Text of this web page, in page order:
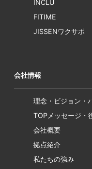
INCLU
FITIME
JISSENワクサポ
会社情報
理念・ビジョン・
TOPメッセージ・
会社概要
拠点紹介
私たちの強み